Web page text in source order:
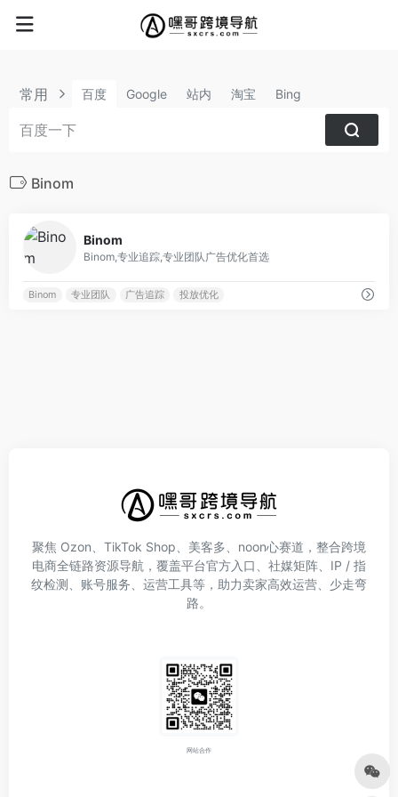
常用 百度 Google 站内 淘宝 Bing
Binom
Binom
Binom,专业追踪,专业团队广告优化首选
Binom 专业团队 广告追踪 投放优化
聚焦 Ozon、TikTok Shop、美客多、noon心赛道，整合跨境
电商全链路资源导航，覆盖平台官方入口、社媒矩阵、IP / 指
纹检测、账号服务、运营工具等，助力卖家高效运营、少走弯
路。
网站合作